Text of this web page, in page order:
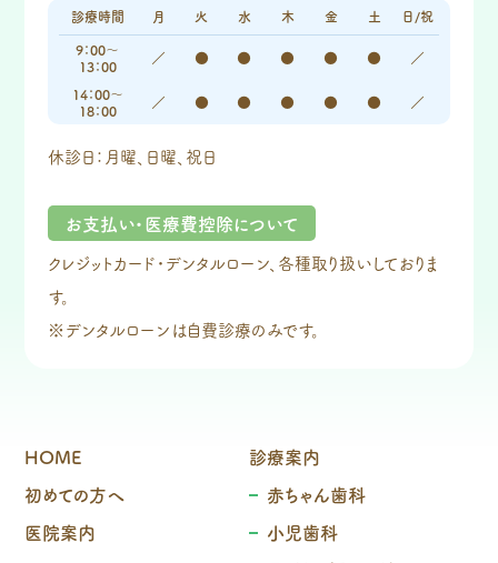
診療時間 月 火 水 木 金 土
日/祝
9：00～
13：00
／ ● ● ● ● ● ／
14：00～
18：00
／ ● ● ● ● ● ／
休診日：月曜、日曜、祝日
お支払い・医療費控除について
クレジットカード・デンタルローン、各種取り扱いしておりま
す。
※デンタルローンは自費診療のみです。
HOME
初めての方へ
医院案内
診療案内
赤ちゃん歯科
小児歯科